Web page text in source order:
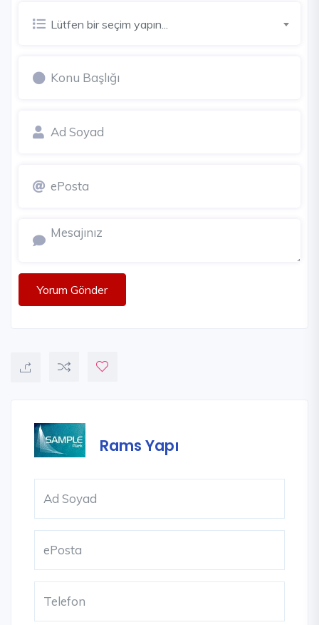
Lütfen bir seçim yapın...
Yorum Gönder
Rams Yapı